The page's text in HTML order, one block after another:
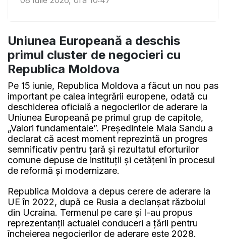
Uniunea Europeană a deschis
primul cluster de negocieri cu
Republica Moldova
Pe 15 iunie, Republica Moldova a făcut un nou pas
important pe calea integrării europene, odată cu
deschiderea oficială a negocierilor de aderare la
Uniunea Europeană pe primul grup de capitole,
„Valori fundamentale”. Președintele Maia Sandu a
declarat că acest moment reprezintă un progres
semnificativ pentru țară și rezultatul eforturilor
comune depuse de instituții și cetățeni în procesul
de reformă și modernizare.
Republica Moldova a depus cerere de aderare la
UE în 2022, după ce Rusia a declanșat războiul
din Ucraina. Termenul pe care și l-au propus
reprezentanții actualei conduceri a țării pentru
încheierea negocierilor de aderare este 2028.